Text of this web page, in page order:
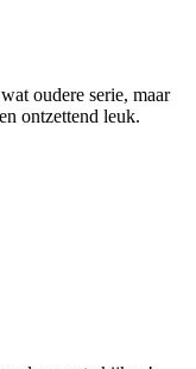
oudere serie, maar
ontzettend leuk.